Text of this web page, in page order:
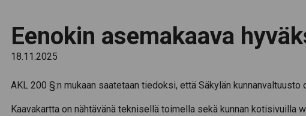
Eenokin asemakaava
18.11.2025
AKL 200 §:n mukaan saatetaan tiedoksi, että Säkylän kunnanvaltuusto
Kaavakartta on nähtävänä teknisellä toimella sekä kunnan kotisivuilla